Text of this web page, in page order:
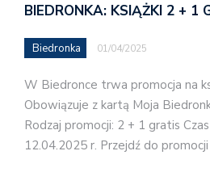
BIEDRONKA: KSIĄŻKI 2 + 1
Biedronka 01/04/2025
W Biedronce trwa promocja na
Obowiązuje z kartą Moja
Rodzaj promocji: 2 + 1 gratis
12.04.2025 r. Przejdź do promocji